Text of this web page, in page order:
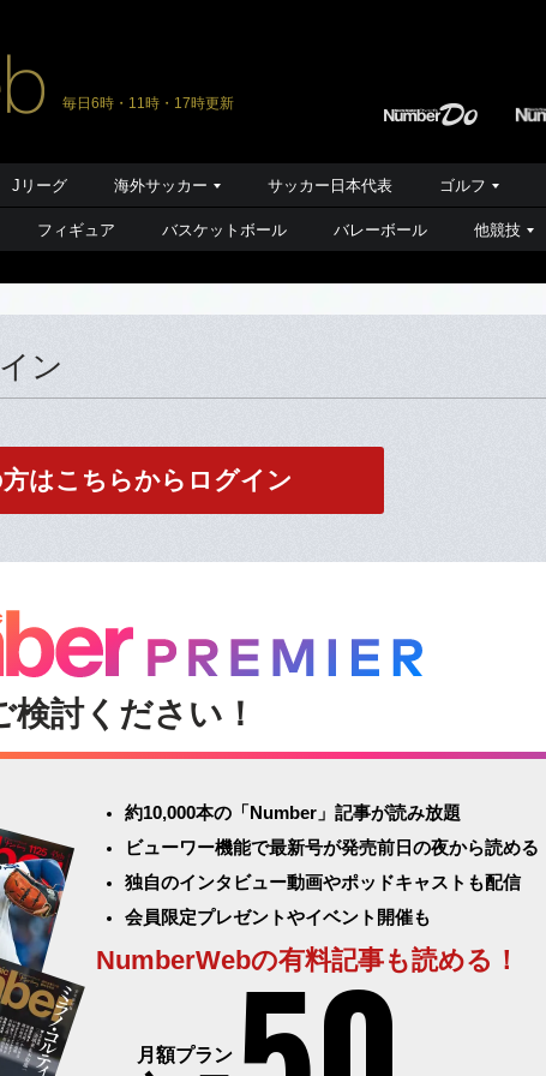
毎日6時・11時・17時更新
Jリーグ 海外サッカー サッカー日本代表 ゴルフ
フィギュア バスケットボール バレーボール 他競技
ン
はこちらからログイン
検討ください！
約10,000本の「Number」記事が読み放題
ビューワー機能で最新号が発売前日の夜から読める
独自のインタビュー動画やポッドキャストも配信
会員限定プレゼントやイベント開催も
NumberWebの有料記事も読める！
月額プラン